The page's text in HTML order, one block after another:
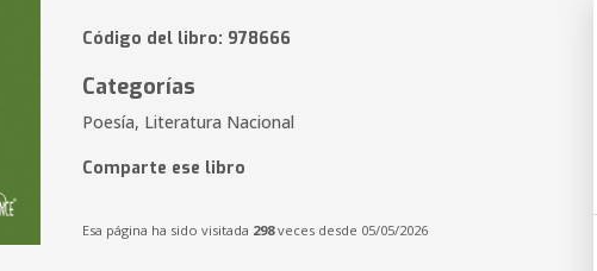
Código del libro: 978666
Categorías
Poesía, Literatura Nacional
Comparte ese libro
Esa página ha sido visitada 298veces desde 05/05/2026